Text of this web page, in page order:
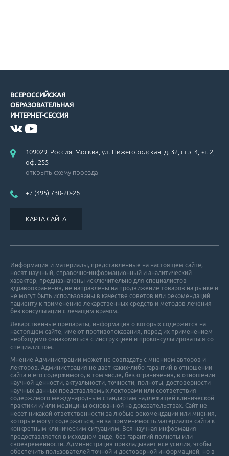
ВСЕРОССИЙСКАЯ
ОБРАЗОВАТЕЛЬНАЯ
ИНТЕРНЕТ-СЕССИЯ
109029, Россия, Москва, ул. Нижегородская, д. 32, стр. 4, эт. 2,
оф. 255
открыть схему проезда
+7 (495) 730-20-26
КАРТА САЙТА
Информация и материалы, представленные на настоящем сайте,
носят научный, справочно-информационный и аналитический
характер, предназначены исключительно для специалистов
здравоохранения, не направлены на продвижение товаров на рынке и
не могут быть использованы в качестве советов или рекомендаций
пациенту к применению лекарственных средств и методов лечения
без консультации с лечащим врачом.
Лекарственные препараты, информация о которых содержится на
настоящем сайте, имеют противопоказания, перед их применением
необходимо ознакомиться с инструкцией и проконсультироваться со
специалистом.
Мнение Администрации может не совпадать с мнением авторов и
лекторов. Администрация не дает каких-либо гарантий в отношении
cайта и его cодержимого, в том числе, без ограничения, в отношении
научной ценности, актуальности, точности, полноты, достоверности
научных данных представляемых лекторами или соответствия
содержимого международным стандартам надлежащей клинической
практики и/или медицины основанной на доказательствах. Сайт не
несет никакой ответственности за любые рекомендации или мнения,
которые могут содержаться, ни за применимость материалов сайта к
конкретным клиническим ситуациям. Вся научная информация
предоставляется в исходном виде, без гарантий полноты или
своевременности. Администрация прикладывает все усилия, чтобы
обеспечить пользователей точной и достоверной информацией, но в